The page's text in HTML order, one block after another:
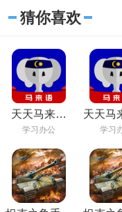
猜你喜欢
天天马来语
app最新版
学习办公
天天马
机版
学习